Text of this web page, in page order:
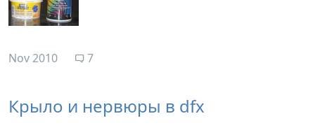
Nov 2010 7
Крыло и нервюры в dfx